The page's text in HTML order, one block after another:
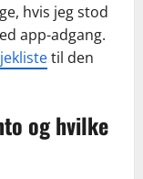
hvis jeg stod
app-adgang.
til den
og hvilke